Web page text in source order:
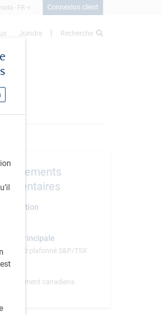
- FR Connexion client
Joindre Recherche
création
principale
plafonné S&P/TSX
de placement canadiens